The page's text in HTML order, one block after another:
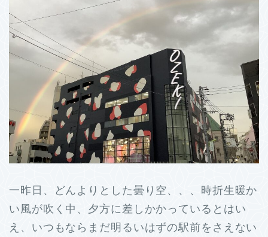
一昨日、どんよりとした曇り空、、、時折生暖か
い風が吹く中、夕方に差しかかっているとはい
え、いつもならまだ明るいはずの駅前をさえない